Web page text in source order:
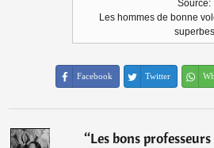
Source:
Les hommes de bonne
superbes
Facebook Twitter
“Les bons